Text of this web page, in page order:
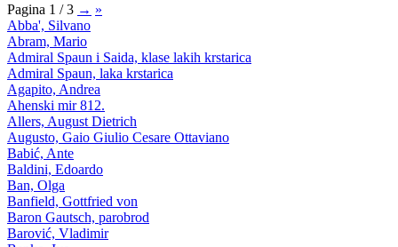
Pagina 1 / 3 → »
Abba', Silvano
Abram, Mario
Admiral Spaun i Saida, klase lakih krstarica
Admiral Spaun, laka krstarica
Agapito, Andrea
Ahenski mir 812.
Allers, August Dietrich
Augusto, Gaio Giulio Cesare Ottaviano
Babić, Ante
Baldini, Edoardo
Ban, Olga
Banfield, Gottfried von
Baron Gautsch, parobrod
Barović, Vladimir